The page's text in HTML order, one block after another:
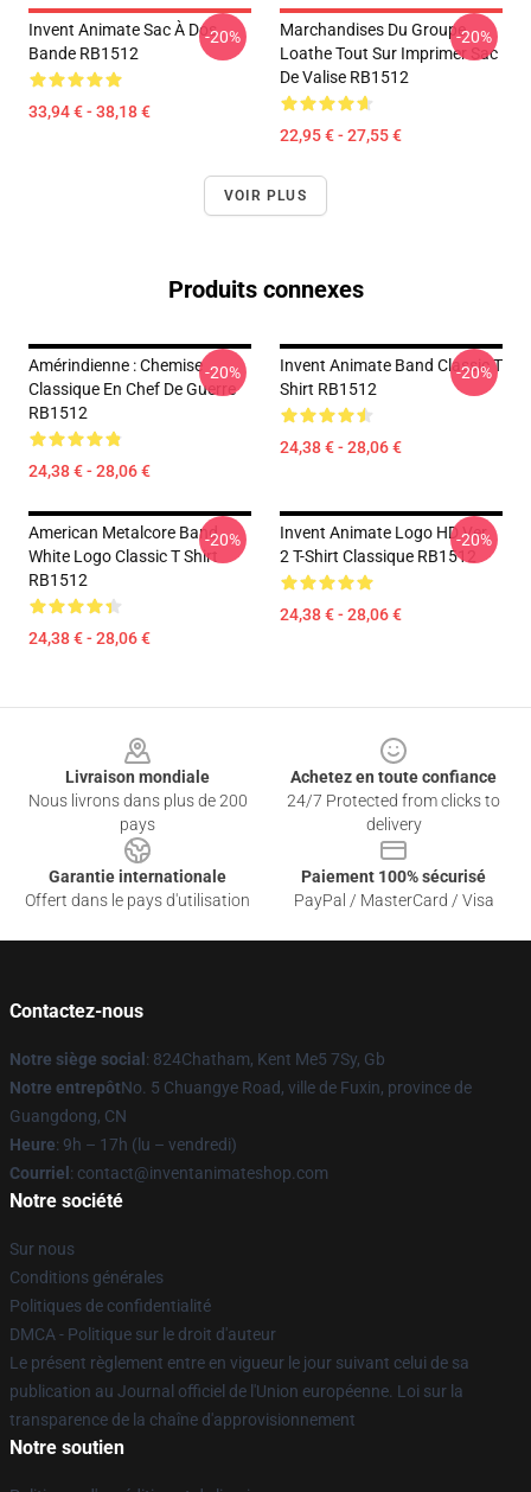
Invent Animate Sac À Dos
Bande RB1512
33,94 € - 38,18 €
-20%
Marchandises Du Groupe
Loathe Tout Sur Imprimer Sac
De Valise RB1512
22,95 € - 27,55 €
-20%
VOIR PLUS
Produits connexes
Amérindienne : Chemise
Classique En Chef De Guerre
RB1512
24,38 € - 28,06 €
-20%
Invent Animate Band Classic T
Shirt RB1512
24,38 € - 28,06 €
-20%
American Metalcore Band
White Logo Classic T Shirt
RB1512
24,38 € - 28,06 €
-20%
Invent Animate Logo HD Ver.
2 T-Shirt Classique RB1512
24,38 € - 28,06 €
-20%
Livraison mondiale
Nous livrons dans plus de 200
pays
Achetez en toute confiance
24/7 Protected from clicks to
delivery
Garantie internationale
Offert dans le pays d'utilisation
Paiement 100% sécurisé
PayPal / MasterCard / Visa
Contactez-nous
Notre siège social : 824Chatham, Kent Me5 7Sy, Gb
Notre entrepôtNo. 5 Chuangye Road, ville de Fuxin, province de
Guangdong, CN
Heure: 9h – 17h (lu – vendredi)
Courriel : contact@inventanimateshop.com
Notre société
Sur nous
Conditions générales
Politiques de confidentialité
DMCA - Politique sur le droit d'auteur
Le présent règlement entre en vigueur le jour suivant celui de sa
publication au Journal officiel de l'Union européenne. Loi sur la
transparence de la chaîne d'approvisionnement
Notre soutien